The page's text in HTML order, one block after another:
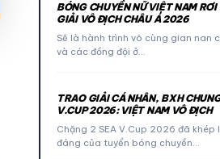
BÓNG CHUYỀN NỮ VIỆT NAM
GIẢI VÔ ĐỊCH CHÂU Á 2026
Sẽ là hành trình vô cùng gian nan
và các đồng đội ở…
TRAO GIẢI CÁ NHÂN, BXH
V.CUP 2026: VIỆT NAM VÔ ĐỊCH
Chặng 2 SEA V.Cup 2026 đã khép
đáng của tuyển bóng chuyền…